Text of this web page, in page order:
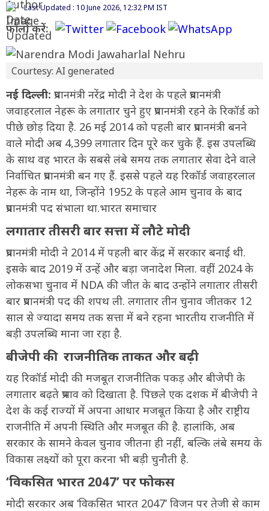
Last Updated : 10 June 2026, 12:32 PM IST
फॉलो करें:
Courtesy: AI generated
नई दिल्ली: प्रधानमंत्री नरेंद्र मोदी ने देश के पहले प्रधानमंत्री
जवाहरलाल नेहरू के लगातार चुने हुए प्रधानमंत्री रहने के रिकॉर्ड को
पीछे छोड़ दिया है. 26 मई 2014 को पहली बार प्रधानमंत्री बनने
वाले मोदी अब 4,399 लगातार दिन पूरे कर चुके हैं. इस उपलब्धि
के साथ वह भारत के सबसे लंबे समय तक लगातार सेवा देने वाले
निर्वाचित प्रधानमंत्री बन गए हैं. इससे पहले यह रिकॉर्ड जवाहरलाल
नेहरू के नाम था, जिन्होंने 1952 के पहले आम चुनाव के बाद
प्रधानमंत्री पद संभाला था.भारत समाचार
लगातार तीसरी बार सत्ता में लौटे मोदी
प्रधानमंत्री मोदी ने 2014 में पहली बार केंद्र में सरकार बनाई थी.
इसके बाद 2019 में उन्हें और बड़ा जनादेश मिला. वहीं 2024 के
लोकसभा चुनाव में NDA की जीत के बाद उन्होंने लगातार तीसरी
बार प्रधानमंत्री पद की शपथ ली. लगातार तीन चुनाव जीतकर 12
साल से ज्यादा समय तक सत्ता में बने रहना भारतीय राजनीति में
बड़ी उपलब्धि माना जा रहा है.
बीजेपी की राजनीतिक ताकत और बढ़ी
यह रिकॉर्ड मोदी की मजबूत राजनीतिक पकड़ और बीजेपी के
लगातार बढ़ते प्रभाव को दिखाता है. पिछले एक दशक में बीजेपी ने
देश के कई राज्यों में अपना आधार मजबूत किया है और राष्ट्रीय
राजनीति में अपनी स्थिति और मजबूत की है. हालांकि, अब
सरकार के सामने केवल चुनाव जीतना ही नहीं, बल्कि लंबे समय के
विकास लक्ष्यों को पूरा करना भी बड़ी चुनौती है.
‘विकसित भारत 2047’ पर फोकस
मोदी सरकार अब ‘विकसित भारत 2047’ विजन पर तेजी से काम